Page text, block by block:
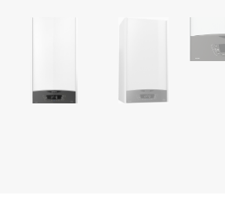
ᲒᲐᲗᲑᲝᲑᲘᲡ ᲥᲕᲐᲑᲔᲑᲘ